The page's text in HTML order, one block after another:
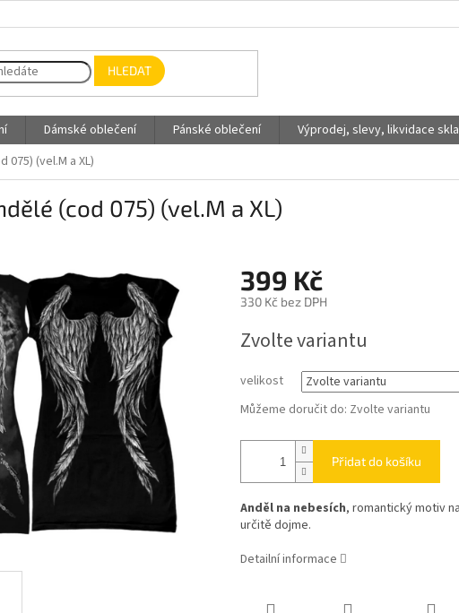
HLEDAT
Dámské oblečení Pánské oblečení
Výprodej, slevy, likvidace
075) (vel.M a XL)
(cod 075) (vel.M a XL)
399 Kč
330 Kč bez DPH
cena:
Zvolte variantu
velikost
Můžeme doručit do: Zvolte variantu
Přidat do košíku
Anděl na nebesích, romantický motiv
určitě dojme.
Detailní informace